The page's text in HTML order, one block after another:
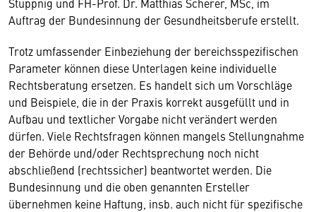
Auftrag der Bundesinnung der Gesundheitsberufe erstellt.
Trotz umfassender Einbeziehung der bereichsspezifischen
Parameter können diese Unterlagen keine individuelle
Rechtsberatung ersetzen. Es handelt sich um Vorschläge
und Beispiele, die in der Praxis korrekt ausgefüllt und in
Aufbau und textlicher Vorgabe nicht verändert werden
dürfen. Viele Rechtsfragen können mangels Stellungnahme
der Behörde und/oder Rechtsprechung noch nicht
abschließend (rechtssicher) beantwortet werden. Die
Bundesinnung und die oben genannten Ersteller
übernehmen keine Haftung, insb. auch nicht für spezifische